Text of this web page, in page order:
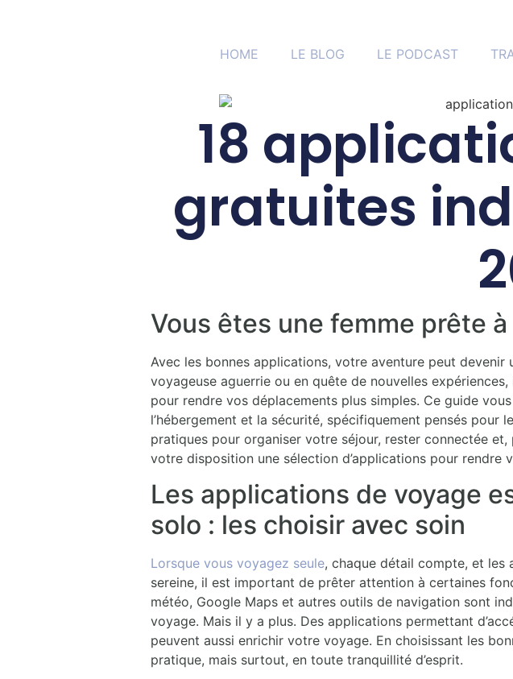
HOME LE BLOG LE PODCAST
18
gratuites
Vous êtes une femme prête
Avec les bonnes applications, votre aventure peut
voyageuse aguerrie ou en quête de nouvelles
pour rendre vos déplacements plus simples. Ce guide
l’hébergement et la sécurité, spécifiquement pensés
pratiques pour organiser votre séjour, rester connectée
votre disposition une sélection d’applications pour rendre
Les applications de voyage
solo : les choisir avec soin
Lorsque vous voyagez seule, chaque détail compte, et les
sereine, il est important de prêter attention à certaines
météo, Google Maps et autres outils de navigation sont
voyage. Mais il y a plus. Des applications permettant
peuvent aussi enrichir votre voyage. En choisissant les
pratique, mais surtout, en toute tranquillité d’esprit.